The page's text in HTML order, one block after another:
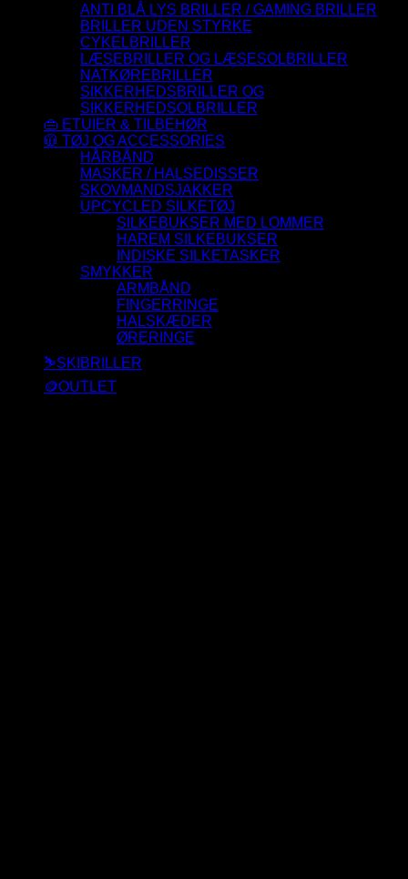
ANTI BLÅ LYS BRILLER / GAMING BRILLER
BRILLER UDEN STYRKE
CYKELBRILLER
LÆSEBRILLER OG LÆSESOLBRILLER
NATKØREBRILLER
SIKKERHEDSBRILLER OG
SIKKERHEDSOLBRILLER
👜 ETUIER & TILBEHØR
🧥 TØJ OG ACCESSORIES
HÅRBÅND
MASKER / HALSEDISSER
SKOVMANDSJAKKER
UPCYCLED SILKETØJ
SILKEBUKSER MED LOMMER
HAREM SILKEBUKSER
INDISKE SILKETASKER
SMYKKER
ARMBÅND
FINGERRINGE
HALSKÆDER
ØRERINGE
⛷️SKIBRILLER
🪙OUTLET